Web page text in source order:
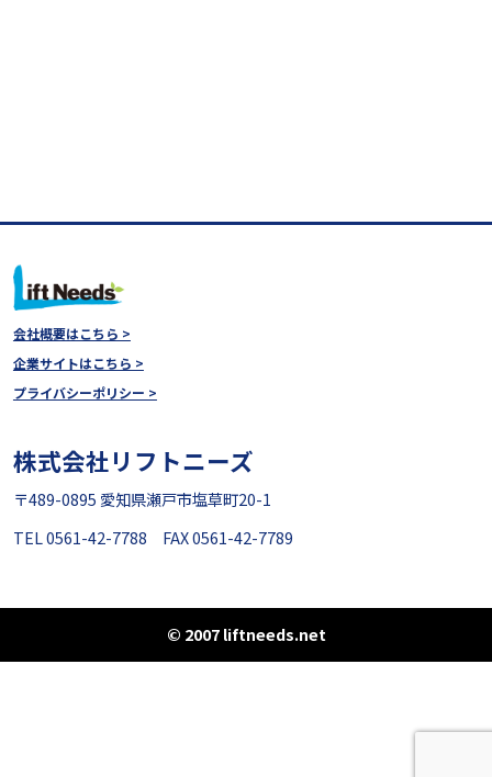
会社概要はこちら >
企業サイトはこちら >
プライバシーポリシー >
株式会社リフトニーズ
〒489-0895 愛知県瀬戸市塩草町20-1
TEL 0561-42-7788 FAX 0561-42-7789
© 2007 liftneeds.net